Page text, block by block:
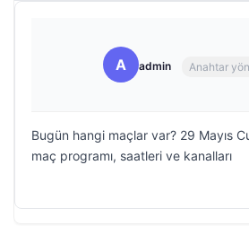
A admin Anahtar
Bugün hangi maçlar var? 29 Mayıs
maç programı, saatleri ve kanalları